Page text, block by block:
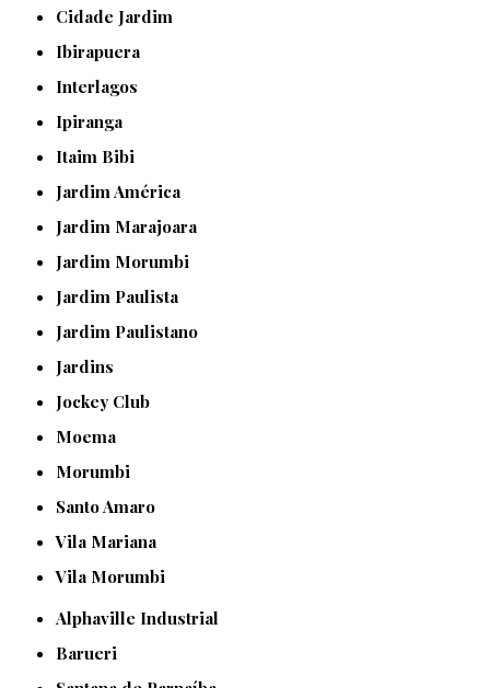
Cidade Jardim
Ibirapuera
Interlagos
Ipiranga
Itaim Bibi
Jardim América
Jardim Marajoara
Jardim Morumbi
Jardim Paulista
Jardim Paulistano
Jardins
Jockey Club
Moema
Morumbi
Santo Amaro
Vila Mariana
Vila Morumbi
Alphaville Industrial
Barueri